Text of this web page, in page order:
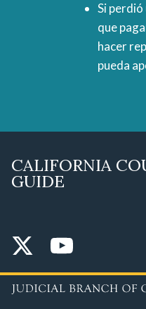
Si
que
hacer
pueda
CALIFORNIA
GUIDE